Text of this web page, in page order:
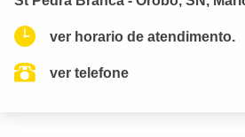
ver horario de atendimento.
ver telefone